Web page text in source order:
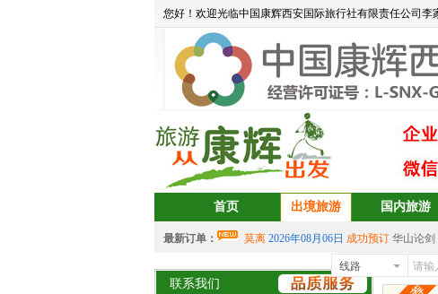
您好！欢迎光临中国康辉西安国际旅行社有限责任公司李
首页 出境旅游 国内旅游
最新订单： 莫离 2026年08月06日 成功预订 华山论剑
成功预订
宝藏大东北
中岳建筑 2026年08月04日成功预订青岛
线路
联系我们
西安康辉